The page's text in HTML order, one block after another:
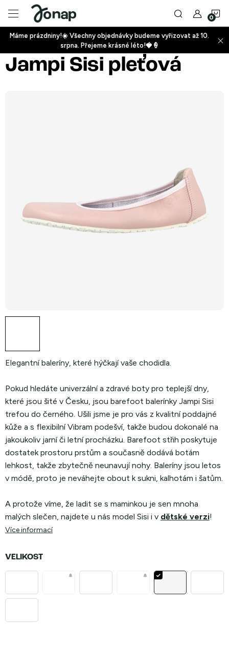
obsah
+
Máme prázdniny!☀️ Všechny objednávky budeme vyřizovat až 10.
srpna. Přejeme krásné léto!🍓🍦
Jampi Sisi pleťová
Elegantní baleríny, které hýčkají vaše chodidla.
Pokud hledáte univerzální a zdravé boty pro teplejší dny,
které jsou šité v Česku, jsou barefoot balerínky Jampi Sisi
trefou do černého. Ušili jsme je pro vás z kvalitní poddajné
kůže a s flexibilní Vibram podešví, takže budou dokonalé na
jakoukoliv jarní či letní procházku. Barefoot střih poskytuje
dostatek prostoru prstům a současně dodává botám
lehkost, takže zbytečně neunavují nohy. Baleríny jsou letos
v módě, proto je neváhejte obout k sukni, kalhotám i šatům.
A protože víme, že ladit se s maminkou je sen mnoha
malých slečen, najdete u nás model Sisi i v dětské verzi!
Více informací
VELIKOST